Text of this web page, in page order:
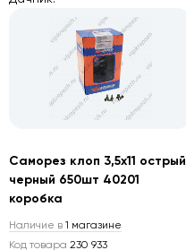
Саморез клоп 3,5х11 острый
черный 650шт 40201
коробка
Наличие в 1 магазине
Код товара 230 933